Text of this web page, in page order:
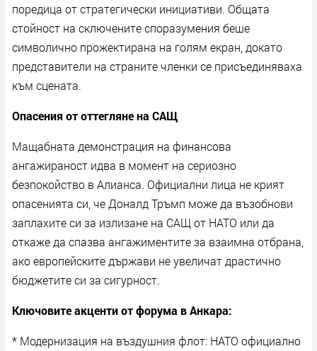
поредица от стратегически инициативи. Общата
стойност на сключените споразумения беше
символично прожектирана на голям екран, докато
представители на страните членки се присъединяваха
към сцената.
Опасения от оттегляне на САЩ
Мащабната демонстрация на финансова
ангажираност идва в момент на сериозно
безпокойство в Алианса. Официални лица не крият
опасенията си, че Доналд Тръмп може да възобнови
заплахите си за излизане на САЩ от НАТО или да
откаже да спазва ангажиментите за взаимна отбрана,
ако европейските държави не увеличат драстично
бюджетите си за сигурност.
Ключовите акценти от форума в Анкара:
* Модернизация на въздушния флот: НАТО официално